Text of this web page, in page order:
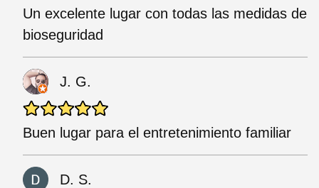
Un excelente lugar con todas las medidas de
bioseguridad
J. G.
Buen lugar para el entretenimiento familiar
D. S.